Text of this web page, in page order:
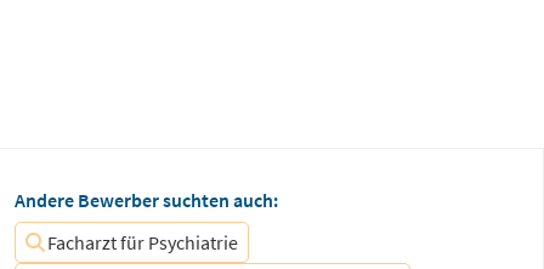
Andere Bewerber suchten auch:
Facharzt für Psychiatrie